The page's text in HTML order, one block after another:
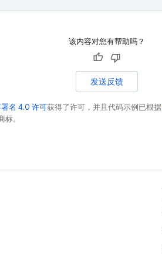
该内容对您有帮助吗？
发送反馈
名 4.0 许可获得了许可，并且代码示例已根据
。